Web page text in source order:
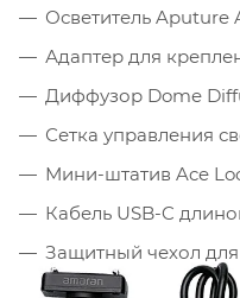
Осветитель Aputure
Адаптер для
Диффузор Dome
Сетка управления
Мини-штатив Ace
Кабель USB-C
Защитный чехол